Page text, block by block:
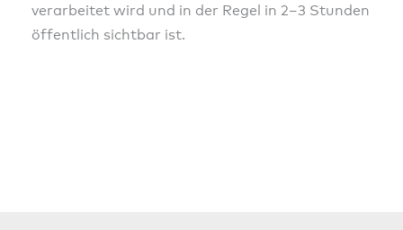
verarbeitet wird und in der Regel in 2–3 Stunden
öffentlich sichtbar ist.